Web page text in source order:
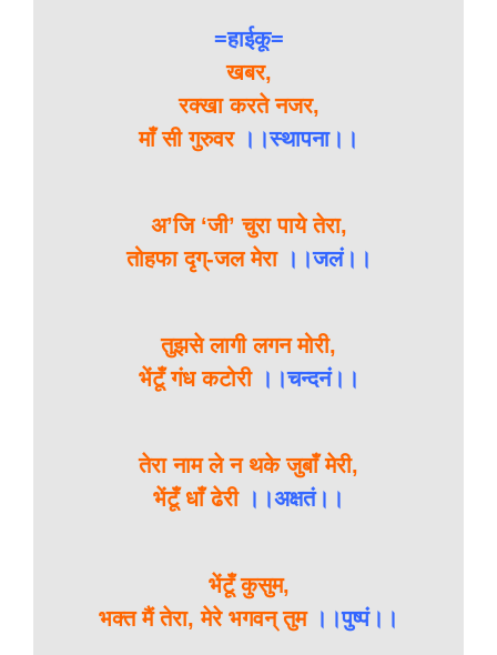
=हाईकू=
खबर,
रक्खा करते नजर,
माँ सी गुरुवर।।स्थापना।।
अ’जि ‘जी’ चुरा पाये तेरा,
तोहफा दृग्-जल मेरा।।जलं।।
तुझसे लागी लगन मोरी,
भेंटूँ गंध कटोरी ।।चन्दनं।।
तेरा नाम ले न थके जुबाँ मेरी,
भेंटूँ धाँ ढेरी ।।अक्षतं।।
भेंटूँ कुसुम,
भक्त मैं तेरा, मेरे भगवन् तुम ।।पुष्पं।।